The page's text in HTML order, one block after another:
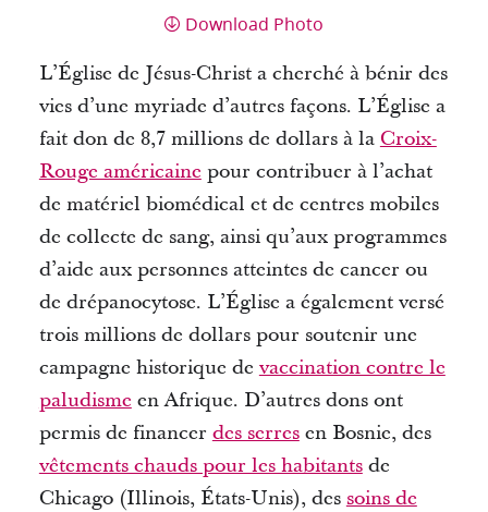
Download Photo
L’Église de Jésus-Christ a cherché à bénir des
vies d’une myriade d’autres façons. L’Église a
fait don de 8,7 millions de dollars à la Croix-
Rouge américaine pour contribuer à l’achat
de matériel biomédical et de centres mobiles
de collecte de sang, ainsi qu’aux programmes
d’aide aux personnes atteintes de cancer ou
de drépanocytose. L’Église a également versé
trois millions de dollars pour soutenir une
campagne historique de vaccination contre le
paludisme en Afrique. D’autres dons ont
permis de financer des serresen Bosnie, des
vêtements chauds pour les habitantsde
Chicago (Illinois, États-Unis), des soins de